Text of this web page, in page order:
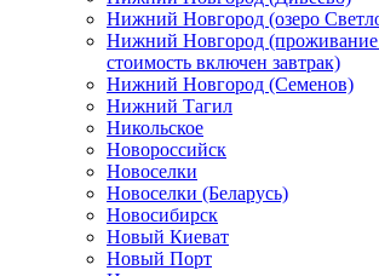
Нижний Новгород (озеро
Нижний Новгород (проживание
стоимость включен завтрак)
Нижний Новгород (Семенов)
Нижний Тагил
Никольское
Новороссийск
Новоселки
Новоселки (Беларусь)
Новосибирск
Новый Киеват
Новый Порт